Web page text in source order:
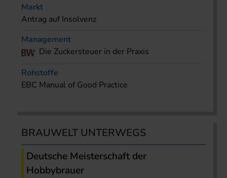
Markt
Antrag auf Insolvenz
Management
Die Zuckersteuer in der Praxis
Rohstoffe
EBC Manual of Good Practice
BRAUWELT UNTERWEGS
Deutsche Meisterschaft der
Hobbybrauer